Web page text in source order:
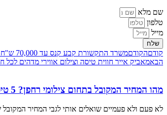
שם מלא
טלפון
מייל
שלח
קודםהקודםמשרד התקשורת קבע קנס עד 70,000 ש"ח לשימוש ברחפנים הפועלים בתדר אסור
הבאמאביק אייר חווית טיסה וצילום אווירי מדהים לכל
מהו המחיר המקובל בתחום צילומי רחפן? 5 טיפים
לא פעם ולא פעמיים שואלים אותי לגבי המחיר המקובל